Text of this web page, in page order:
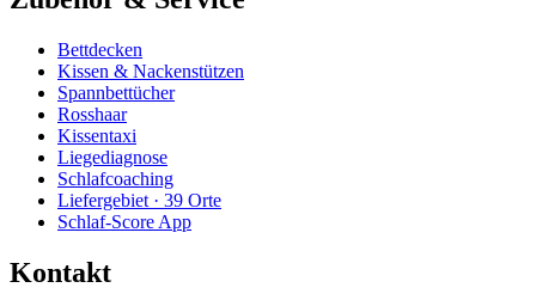
Bettdecken
Kissen & Nackenstützen
Spannbettücher
Rosshaar
Kissentaxi
Liegediagnose
Schlafcoaching
Liefergebiet · 39 Orte
Schlaf-Score App
Kontakt